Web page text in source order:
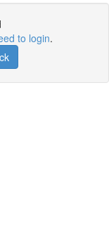
to login.